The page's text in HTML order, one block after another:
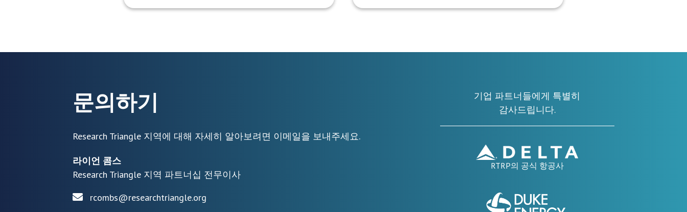
문의하기
Research Triangle 지역에 대해 자세히 알아보려면 이메일을 보내주세요.
라이언 콤스
Research Triangle 지역 파트너십 전무이사
rcombs@researchtriangle.org
기업 파트너들에게 특별히
감사드립니다.
RTRP의 공식 항공사